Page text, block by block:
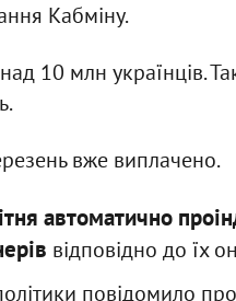
Кабміну.
10 млн українців.
вже виплачено.
автоматично
відповідно до їх
повідомило